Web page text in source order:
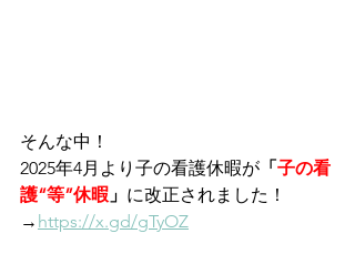
そんな中！
2025年4月より子の看護休暇が 「子の看
護“等”休暇 」 に改正されました！
→ https://x.gd/gTyOZ